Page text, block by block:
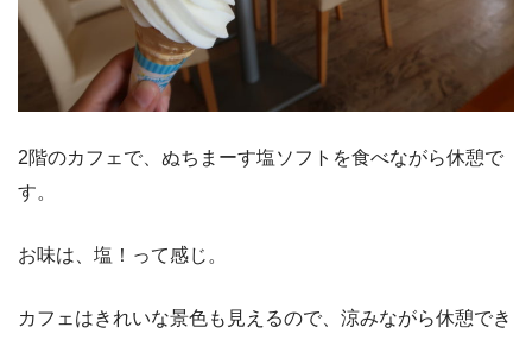
2階のカフェで、ぬちまーす塩ソフトを食べながら休憩で
す。
お味は、塩！って感じ。
カフェはきれいな景色も見えるので、涼みながら休憩でき